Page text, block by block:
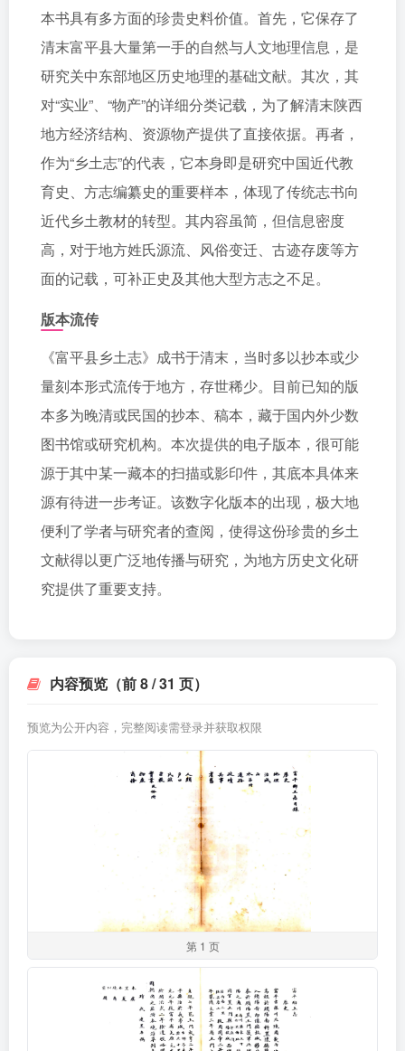
本书具有多方面的珍贵史料价值。首先，它保存了
清末富平县大量第一手的自然与人文地理信息，是
研究关中东部地区历史地理的基础文献。其次，其
对“实业”、“物产”的详细分类记载，为了解清末陕西
地方经济结构、资源物产提供了直接依据。再者，
作为“乡土志”的代表，它本身即是研究中国近代教
育史、方志编纂史的重要样本，体现了传统志书向
近代乡土教材的转型。其内容虽简，但信息密度
高，对于地方姓氏源流、风俗变迁、古迹存废等方
面的记载，可补正史及其他大型方志之不足。
版本流传
《富平县乡土志》成书于清末，当时多以抄本或少
量刻本形式流传于地方，存世稀少。目前已知的版
本多为晚清或民国的抄本、稿本，藏于国内外少数
图书馆或研究机构。本次提供的电子版本，很可能
源于其中某一藏本的扫描或影印件，其底本具体来
源有待进一步考证。该数字化版本的出现，极大地
便利了学者与研究者的查阅，使得这份珍贵的乡土
文献得以更广泛地传播与研究，为地方历史文化研
究提供了重要支持。
内容预览（前 8 / 31 页）
预览为公开内容，完整阅读需登录并获取权限
第 1 页